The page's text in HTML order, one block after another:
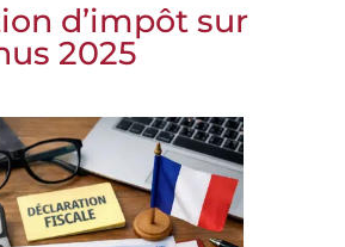
d’impôt sur
2025